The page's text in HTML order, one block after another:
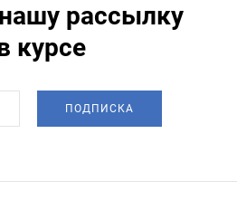
рассылку
курсе
ПОДПИСКА